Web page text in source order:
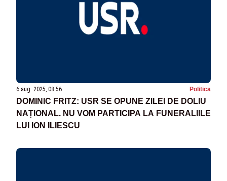
6 aug. 2025, 08:56 Politica
DOMINIC FRITZ: USR SE OPUNE ZILEI DE DOLIU
NAȚIONAL. NU VOM PARTICIPA LA FUNERALIILE
LUI ION ILIESCU